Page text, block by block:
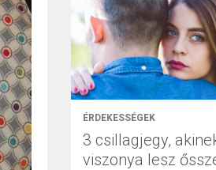
ÉRDEKESSÉGEK
3 csillagjegy,
viszonya lesz